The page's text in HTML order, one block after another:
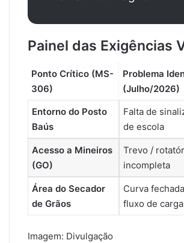
Painel das Exigências
Ponto Crítico (MS-
306)
Problema
(Julho/2026)
Entorno do Posto
Baús
Falta de
de escola
Acesso a Mineiros
(GO)
Trevo /
incompleta
Área do Secador
de Grãos
Curva
fluxo de carga
Imagem: Divulgação